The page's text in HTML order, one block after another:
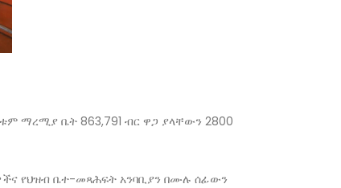
ማረሚያ ቤት 863,791 ብር ዋጋ ያላቸውን 2800
የህዝብ ቤተ-መጻሕፍት አንባቢያን በሙሉ ሰፊውን